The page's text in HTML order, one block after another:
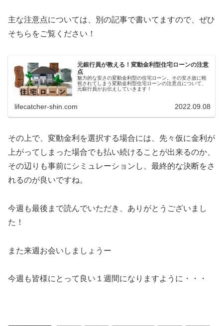
主な注意点については、別の記事で書いてますので、ぜひ
そちらをご覧ください！
元銀行員が教える！変動金利型住宅ローンの注意
点
魅力的な安さの変動金利型の住宅ローン。その安さ故に軽
視されてしまう変動金利型住宅ローンの注意点について、
元銀行員がお伝えしていきます！
lifecatcher-shin.com 2022.09.08
その上で、変動金利を選択する場合には、先々仮に金利が
上がってしまった場合でも払い続けることが出来るのか、
その辺りも事前にシミュレーションし、最終的な決断をさ
れるのが良いですね。
今週も最後まで読んでいただき、ありがとうございまし
た！
また来週お会いしましょうー
今週も皆様にとって良い１週間になりますように・・・